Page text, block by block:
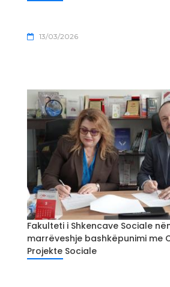
13/03/2026
Fakulteti i Shkencave Sociale
marrëveshje bashkëpunimi me
Projekte Sociale